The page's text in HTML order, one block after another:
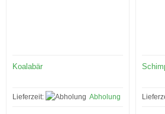
Koalabär
Lieferzeit: Abholung